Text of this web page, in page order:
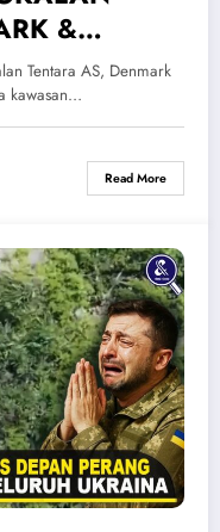
&
Asing
Tentara AS, Denmark
kawasan…
Read More